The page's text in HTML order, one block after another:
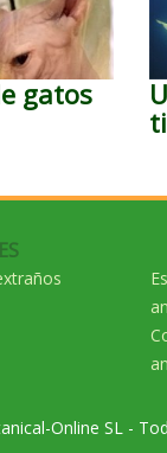
gatos
Online SL -